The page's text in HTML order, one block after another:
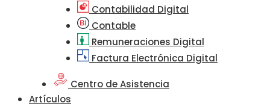
Contabilidad Digital
Contable
Remuneraciones Digital
Factura Electrónica Digital
Centro de Asistencia
Artículos